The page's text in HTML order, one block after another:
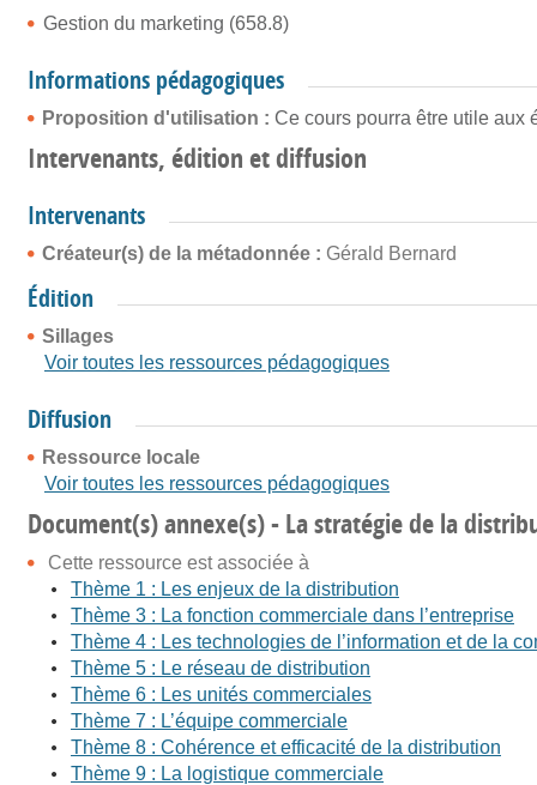
Gestion du marketing (658.8)
Informations pédagogiques
Proposition d'utilisation : Ce cours pourra être utile aux
Intervenants, édition et diffusion
Intervenants
Créateur(s) de la métadonnée : Gérald Bernard
Édition
Sillages
Voir toutes les ressources pédagogiques
Diffusion
Ressource locale
Voir toutes les ressources pédagogiques
Document(s) annexe(s) - La stratégie de la
Cette ressource est associée à
Thème 1 : Les enjeux de la distribution
Thème 3 : La fonction commerciale dans l’entreprise
Thème 4 : Les technologies de l’information et de la
Thème 5 : Le réseau de distribution
Thème 6 : Les unités commerciales
Thème 7 : L’équipe commerciale
Thème 8 : Cohérence et efficacité de la distribution
Thème 9 : La logistique commerciale